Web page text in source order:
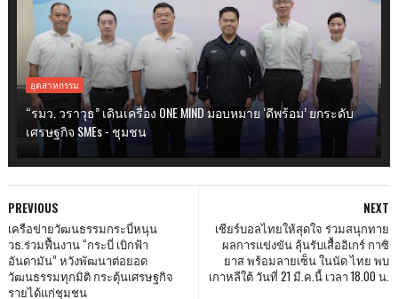
อุตสาหกรรม
“รมว. วราวุธ” เดินเครื่อง ONE MIND มอบหมาย ‘ดีพร้อม’ ยกระดับ
เศรษฐกิจ SMEs - ชุมชน
NEXT
เชียร์บอลไทยให้สุดใจ ร่วมสนุกทาย
ผลการแข่งขัน ลุ้นรับเสื้ออิเกร์ กาซิ
ยาส พร้อมลายเซ็น ในนัด ไทย พบ
เกาหลีใต้ วันที่ 21 มี.ค.นี้ เวลา 18.00 น.
PREVIOUS
เครือข่ายวัฒนธรรมกระบี่หนุน
วธ.ร่วมฟื้นงาน “กระบี่ เบิกฟ้า
อันดามัน” หวังพัฒนาต่อยอด
วัฒนธรรมทุกมิติ กระตุ้นเศรษฐกิจ
รายได้แก่ชุมชน